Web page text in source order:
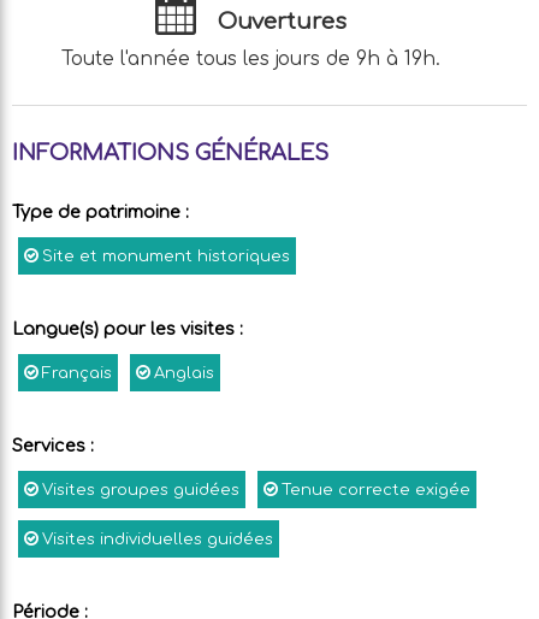
Ouvertures
Toute l'année tous les jours de 9h à 19h.
INFORMATIONS GÉNÉRALES
Type de patrimoine :
Site et monument historiques
Langue(s) pour les visites :
Français Anglais
Services :
Visites groupes guidées Tenue correcte exigée
Visites individuelles guidées
Période :